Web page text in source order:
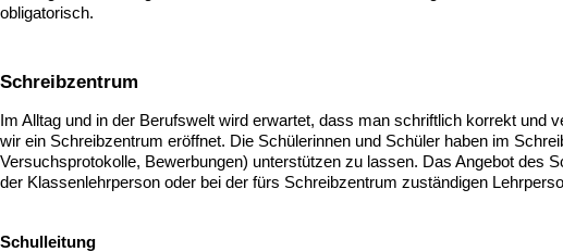
obligatorisch.
Schreibzentrum
Im Alltag und in der Berufswelt wird erwartet, dass man schriftlich korrekt
wir ein Schreibzentrum eröffnet. Die Schülerinnen und Schüler haben im
Versuchsprotokolle, Bewerbungen) unterstützen zu lassen. Das Angebot des
der Klassenlehrperson oder bei der fürs Schreibzentrum zuständigen
Schulleitung